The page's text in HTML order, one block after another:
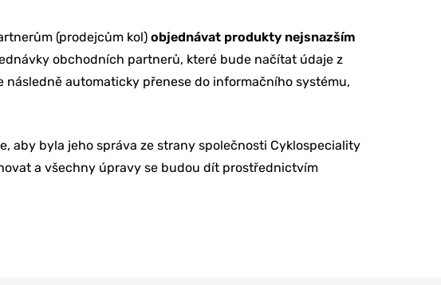
(prodejcům kol) objednávat produkty nejsnazším
obchodních partnerů, které bude načítat údaje z
následně automaticky přenese do informačního systému,
aby byla jeho správa ze strany společnosti Cyklospeciality
a všechny úpravy se budou dít prostřednictvím